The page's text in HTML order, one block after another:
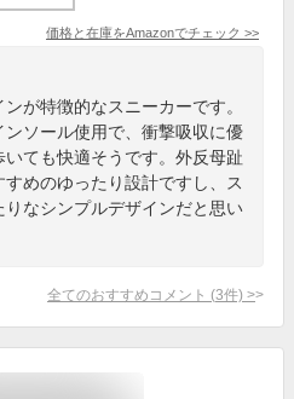
価格と在庫をAmazonでチェック >>
が特徴的なスニーカーです。
ソール使用で、衝撃吸収に優
ても快適そうです。外反母趾
めのゆったり設計ですし、ス
なシンプルデザインだと思い
全てのおすすめコメント (3件) >